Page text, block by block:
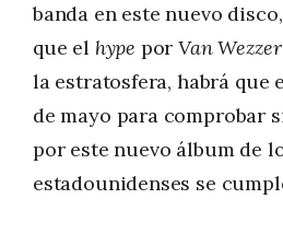
banda en este nuevo
que el hype porVan Wezzer
la estratosfera, habrá que
de mayo para comprobar
por este nuevo álbum de
estadounidenses se